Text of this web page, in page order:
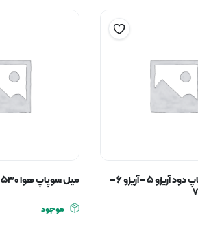
دنده میل سوپاپ دود آریزو ۵ – آریزو ۶ –
میل سوپاپ هوا ۵۳۰ – ۵۵۰ – X33
موجود